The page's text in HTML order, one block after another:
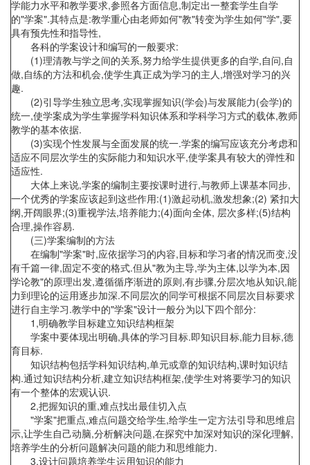
学能力水平和教学要求,参照各方面信息,制定出一整套学生自学
的"学案".其特点是:教学重心由老师如何"教"转变为学生如何"学",要
具有预先性和指导性,
各科的学案设计和编写的一般要求:
(1)理清教与学之间的关系,努力给学生提供更多的自学,自问,自
做,自练的方法和机会,使学生真正成为学习的主人,增强对学习的兴
趣.
(2)引导学生独立思考,实现掌握知识(学会)与发展能力(会学)的
统一,使学案成为学生掌握学科知识体系和学科学习方式的载体,教师
教学的基本依据.
(3)实现个性发展与全面发展的统一.学案的编写应该充分考虑和
适应不同层次学生的实际能力和知识水平,使学案具有较大的弹性和
适应性.
大体上来说,学案的编制主要按课时进行,与教师上课基本同步,
一个优秀的学案应该起到这些作用:(1)激起动机,激发想象;(2) 紧扣大
纲,开阔眼界;(3)重视学法,培养能力;(4)面向全体, 层次多样;(5)结构
合理,操作容易.
(三)学案编制的方法
在编制"学案"时,应依据学习的内容,目标和学习者的情况而变,没
有千篇一律,固定不变的格式.但从"教为主导,学为主体,以学为本,因
学论教"的原理出发,遵循循序渐进的原则,有步骤,分层次地从知识,能
力到理论的运用逐步加深.不同层次的同学可根据不同层次目标要求
进行自主学习.教学中的"学案"设计一般分为以下四个部分:
1,明确教学目标建立知识结构框架
学案中要体现出明确,具体的学习目标.即知识目标,能力目标,德
育目标.
知识结构包括学科知识结构,单元或章的知识结构,课时知识结
构.通过知识结构分析,建立知识结构框架,使学生对将要学习的知识
有一个整体的宏观认识.
2,把握知识的重,难点找出最佳切入点
"学案"把重点,难点问题交给学生,给学生一定方法引导和思维启
示,让学生自己动脑,分析解决问题,在探究中加深对知识的深化理解,
培养学生的分析问题解决问题的能力和思维能力.
3,设计问题培养学生运用知识的能力